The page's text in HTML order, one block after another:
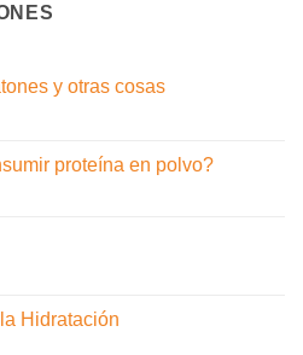
y otras cosas
proteína en polvo?
polvo?Hidratación